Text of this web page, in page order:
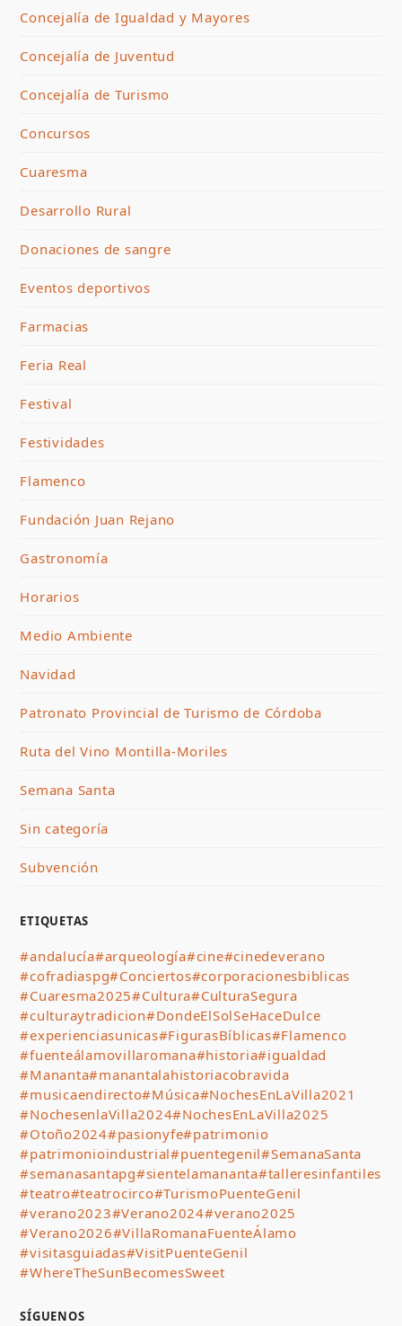
Concejalía de Igualdad y Mayores
Concejalía de Juventud
Concejalía de Turismo
Concursos
Cuaresma
Desarrollo Rural
Donaciones de sangre
Eventos deportivos
Farmacias
Feria Real
Festival
Festividades
Flamenco
Fundación Juan Rejano
Gastronomía
Horarios
Medio Ambiente
Navidad
Patronato Provincial de Turismo de Córdoba
Ruta del Vino Montilla-Moriles
Semana Santa
Sin categoría
Subvención
ETIQUETAS
#andalucía#arqueología#cine#cinedeverano
#cofradiaspg#Conciertos#corporacionesbiblicas
#Cuaresma2025#Cultura#CulturaSegura
#culturaytradicion#DondeElSolSeHaceDulce
#experienciasunicas#FigurasBíblicas#Flamenco
#fuenteálamovillaromana#historia#igualdad
#Mananta#manantalahistoriacobravida
#musicaendirecto#Música#NochesEnLaVilla2021
#NochesenlaVilla2024#NochesEnLaVilla2025
#Otoño2024#pasionyfe#patrimonio
#patrimonioindustrial#puentegenil#SemanaSanta
#semanasantapg#sientelamananta#talleresinfantiles
#teatro#teatrocirco#TurismoPuenteGenil
#verano2023#Verano2024#verano2025
#Verano2026#VillaRomanaFuenteÁlamo
#visitasguiadas#VisitPuenteGenil
#WhereTheSunBecomesSweet
SÍGUENOS